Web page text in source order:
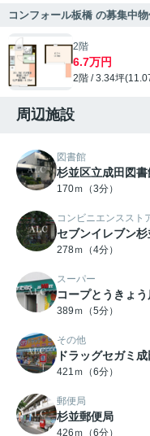
コンフォール板橋 の募集中
2階
6.7万円
2階 / 3.34坪
周辺施設
図書館
杉並区立成田図書
170ｍ（3分）
コンビニエンススト
セブンイレブン
278ｍ（4分）
スーパー
コープとうきょ
389ｍ（5分）
その他
ドラッグセガミ
421ｍ（6分）
郵便局
杉並郵便局
426ｍ（6分）